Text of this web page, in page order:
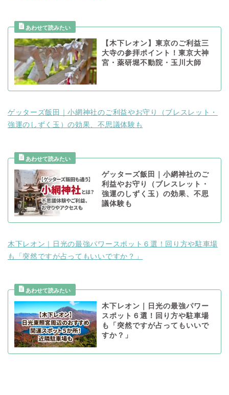
【木下レオン】東京のご利益三
大寺の参拝ポイント！東京大神
宮・薬研堀不動院・玉川大師
ゲッターズ飯田｜小網神社のご利益やお守り（ブレスレット・
強運のしずく玉）の効果、不思議体験も
ゲッターズ飯田｜小網神社のご
利益やお守り（ブレスレット・
強運のしずく玉）の効果、不思
議体験も
木下レオン｜日光の最強パワースポット６選！回り方や駐車場
も「突然ですが占ってもいいですか？」
木下レオン｜日光の最強パワー
スポット６選！回り方や駐車場
も「突然ですが占ってもいいで
すか？」